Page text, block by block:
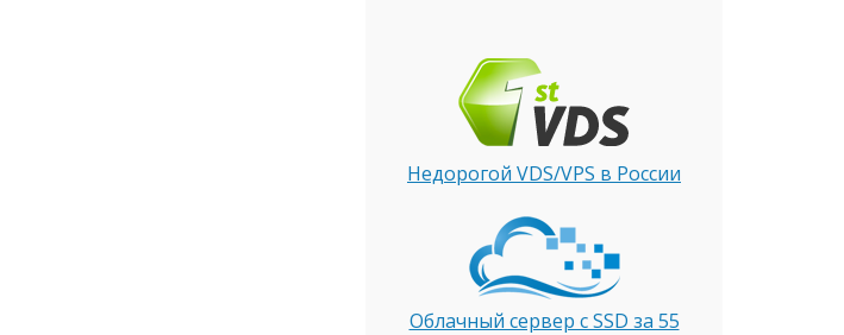
Недорогой VDS/VPS в России
Облачный сервер с SSD за 55